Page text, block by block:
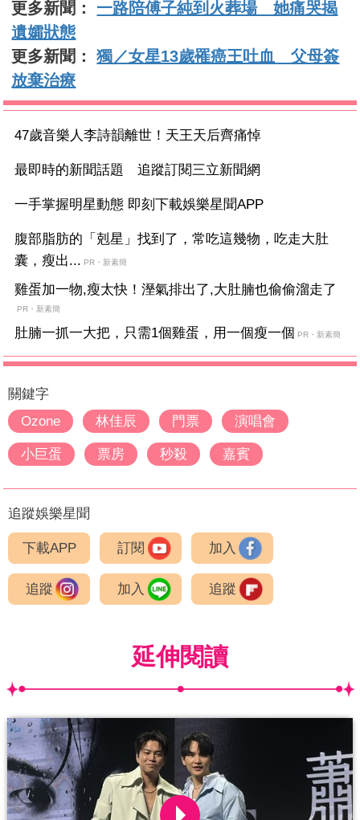
更多新聞： 一路陪傅子純到火葬場 她痛哭揭
遺孀狀態
更多新聞：獨／女星13歲罹癌王吐血 父母簽
放棄治療
47歲音樂人李詩韻離世！天王天后齊痛悼
最即時的新聞話題 追蹤訂閱三立新聞網
一手掌握明星動態 即刻下載娛樂星聞APP
腹部脂肪的「剋星」找到了，常吃這幾物，吃走大肚
囊，瘦出... PR・新素簡
雞蛋加一物,瘦太快！溼氣排出了,大肚腩也偷偷溜走了
PR・新素簡
肚腩一抓一大把，只需1個雞蛋，用一個瘦一個 PR・新素簡
關鍵字
Ozone
林佳辰 門票 演唱會
小巨蛋 票房 秒殺 嘉賓
追蹤娛樂星聞
下載APP 訂閱 加入
追蹤 加入 追蹤
延伸閱讀